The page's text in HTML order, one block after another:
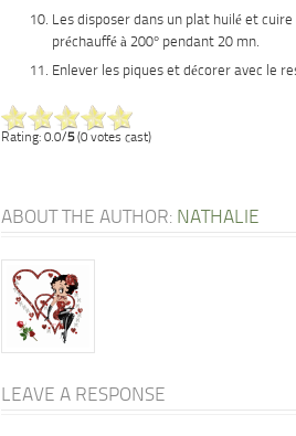
Les disposer dans un plat huilé et
préchauffé à 200° pendant 20 mn.
Enlever les piques et décorer avec le
Rating: 0.0/5(0 votes cast)
ABOUT THE AUTHOR: NATHALIE
LEAVE A RESPONSE